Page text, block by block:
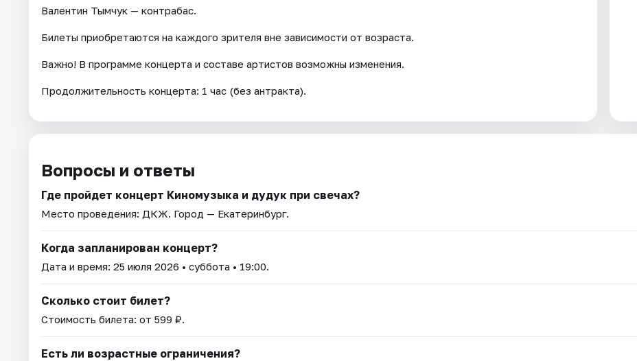
Валентин Тымчук — контрабас.
Билеты приобретаются на каждого зрителя вне зависимости от возраста.
Важно! В программе концерта и составе артистов возможны изменения.
Продолжительность концерта: 1 час (без антракта).
Вопросы и ответы
Где пройдет концерт Киномузыка и дудук при свечах?
Место проведения: ДКЖ. Город — Екатеринбург.
Когда запланирован концерт?
Дата и время: 25 июля 2026 • суббота • 19:00.
Сколько стоит билет?
Стоимость билета: от 599 ₽.
Есть ли возрастные ограничения?